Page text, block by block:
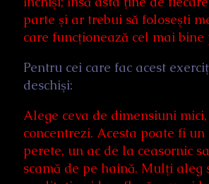
parte şi ar trebui să foloseşti
care funcţionează cel mai
Pentru cei care fac acest
deschişi:
Alege ceva de dimensiuni
concentrezi. Acesta poate fi un
perete, un ac de la ceasornic
scamă de pe haină. Mulţi aleg